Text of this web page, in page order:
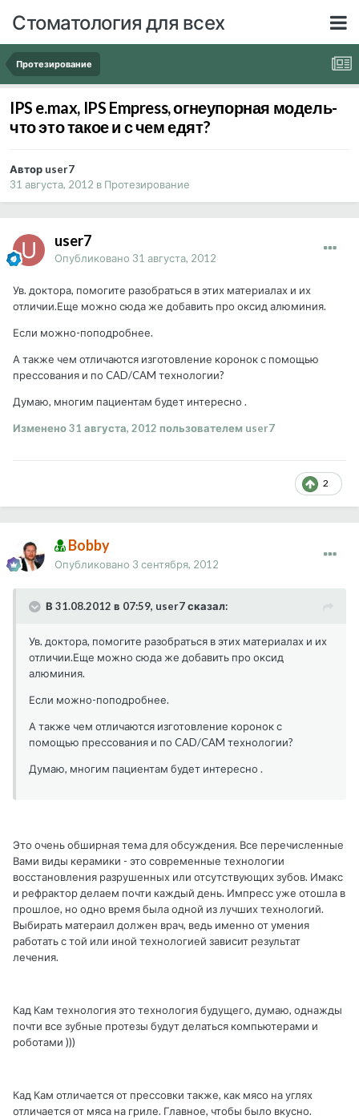
Стоматология для всех
Протезирование
IPS e.max, IPS Empress, огнеупорная модель-
что это такое и с чем едят?
Автор user7
31 августа, 2012 в Протезирование
user7
Опубликовано 31 августа, 2012
Ув. доктора, помогите разобраться в этих материалах и их
отличии.Еще можно сюда же добавить про оксид алюминия.
Если можно-поподробнее.
А также чем отличаются изготовление коронок с помощью
прессования и по CAD/CAM технологии?
Думаю, многим пациентам будет интересно .
Изменено31 августа, 2012 пользователем user7
2
Bobby
Опубликовано 3 сентября, 2012
В 31.08.2012 в 07:59, user7 сказал:
Ув. доктора, помогите разобраться в этих материалах и их
отличии.Еще можно сюда же добавить про оксид
алюминия.
Если можно-поподробнее.
А также чем отличаются изготовление коронок с
помощью прессования и по CAD/CAM технологии?
Думаю, многим пациентам будет интересно .
Это очень обширная тема для обсуждения. Все перечисленные
Вами виды керамики - это современные технологии
восстановления разрушенных или отсутствующих зубов. Имакс
и рефрактор делаем почти каждый день. Импресс уже отошла в
прошлое, но одно время была одной из лучших технологий.
Выбирать матераил должен врач, ведь именно от умения
работать с той или иной технологией зависит результат
лечения.
Кад Кам технология это технология будущего, думаю, однажды
почти все зубные протезы будут делаться компьютерами и
роботами )))
Кад Кам отличается от прессовки также, как мясо на углях
отличается от мяса на гриле. Главное, чтобы было вкусно.